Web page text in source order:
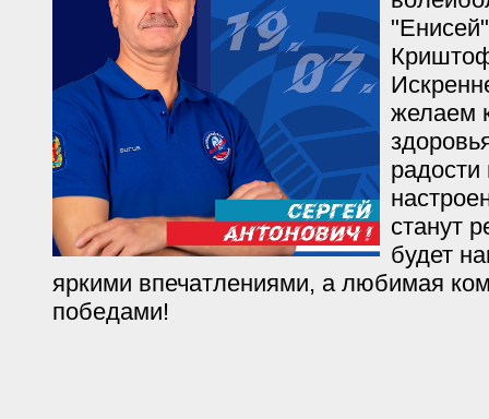
желаем
радости
станут
будет
яркими впечатлениями, а любимая
победами!